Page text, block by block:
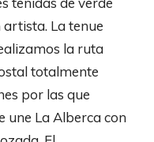
La tenue
la ruta
totalmente
por las que
une La Alberca con